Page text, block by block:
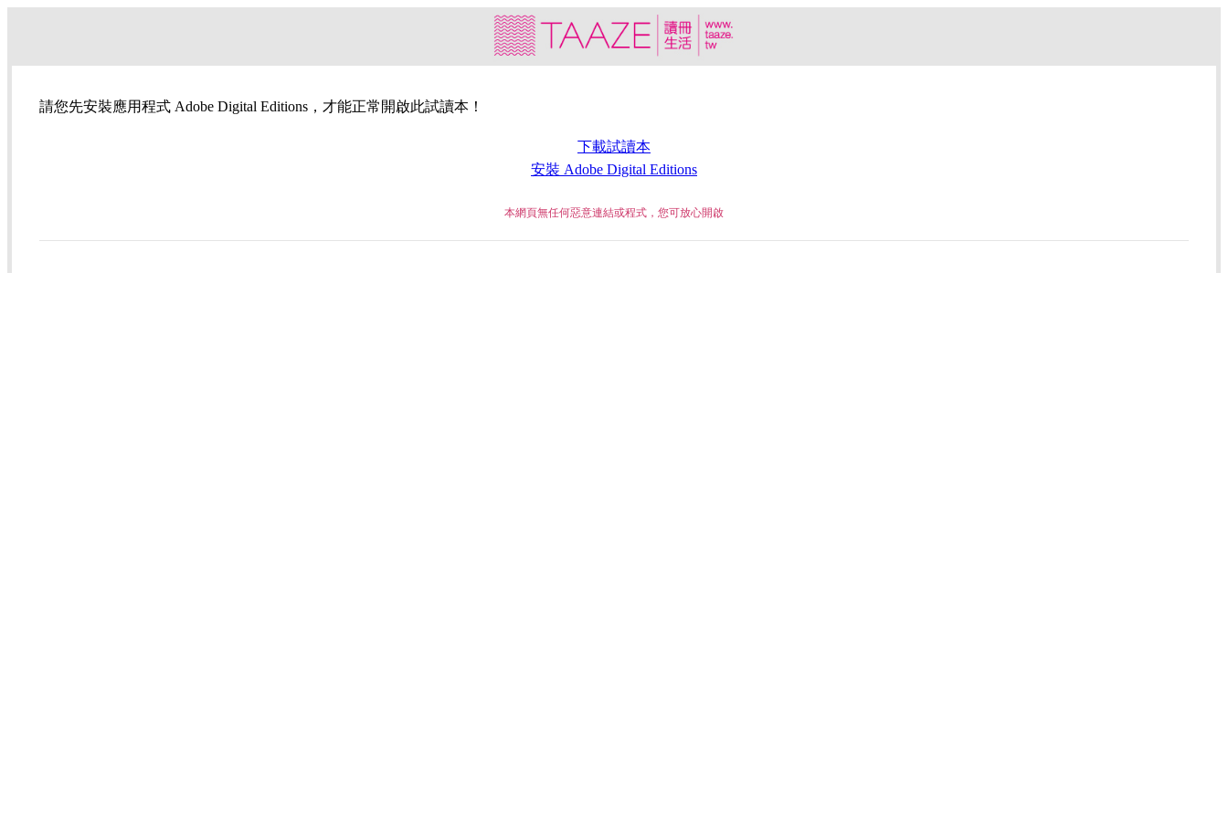
請您先安裝應用程式 Adobe Digital Editions，才能正常開啟此試讀本！
下載試讀本
安裝 Adobe Digital Editions
本網頁無任何惡意連結或程式，您可放心開啟